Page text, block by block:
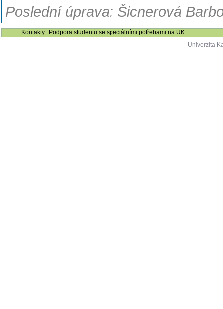
Poslední úprava: Šicnerová
Kontakty
Podpora studentů se speciálními potřebami na UK
Univerzita